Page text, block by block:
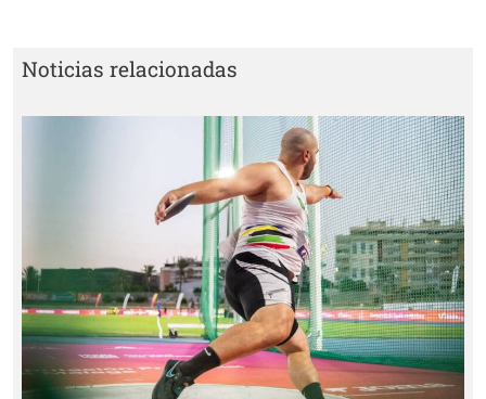
Noticias relacionadas